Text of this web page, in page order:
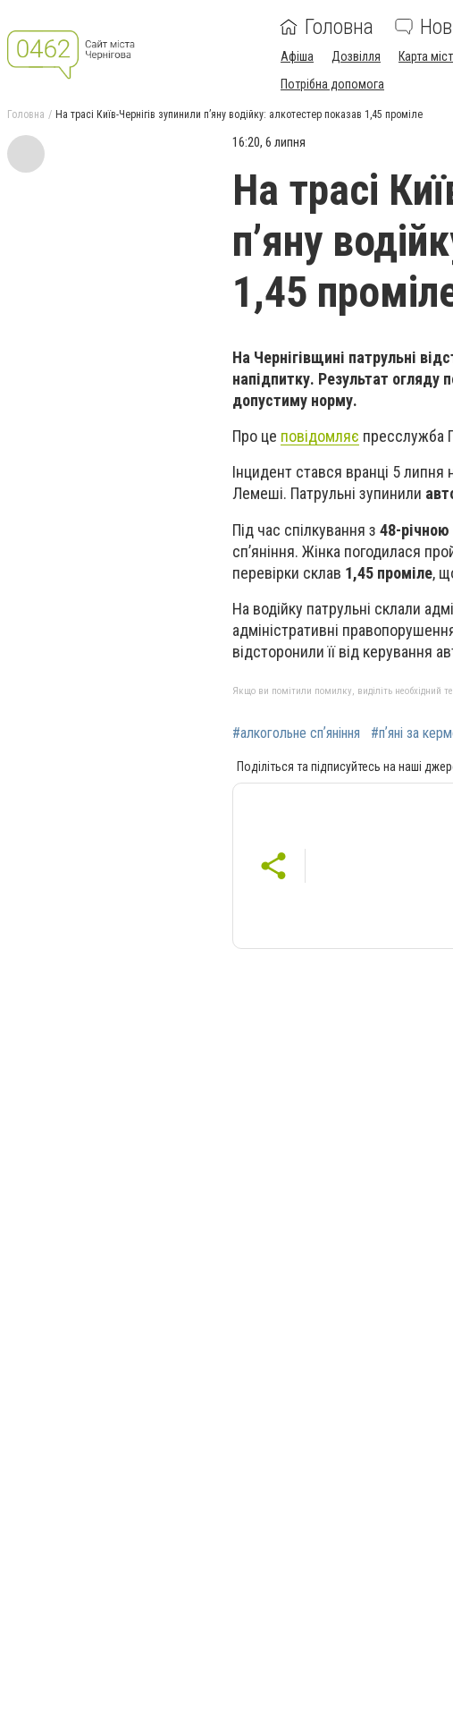
Головна
Афіша Дозвілля Карта
Потрібна допомога
Головна На трасі Київ-Чернігів зупинили пʼяну водійку: алкотестер показав 1,45 проміле
16:20, 6 липня
На трасі
пʼяну
1,45
На Чернігівщині патрульні
напідпитку. Результат огляду
допустиму норму.
Про це повідомляє пресслужба
Інцидент стався вранці 5 липня
Лемеші. Патрульні зупинили
Під час спілкування з 48-
спʼяніння. Жінка погодилася
перевірки склав 1,45 проміле,
На водійку патрульні склали
адміністративні
відсторонили її від керування
Якщо ви помітили помилку, виділіть необхідний
#алкогольне спʼяніння #пʼяні за
Поділіться та підписуйтесь на наші